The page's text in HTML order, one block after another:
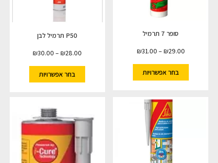
סופר 7 תרמיל
₪29.00
–
₪31.00
בחר אפשרויות
P50 תרמיל לבן
₪28.00
–
₪30.00
בחר אפשרויות